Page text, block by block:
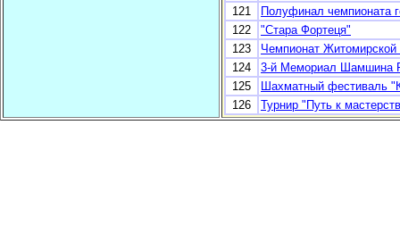
121
Полуфинал чемпионата
122
"Стара Фортеця"
123
Чемпионат Житомирской
124
3-й Мемориал Шамшина
125
Шахматный фестиваль
126
Турнир "Путь к